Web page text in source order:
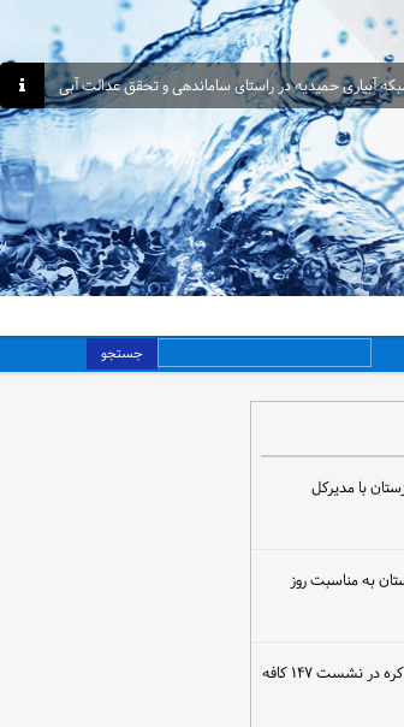
جستجو
با مدیرکل
به مناسبت روز
برگزاری کارگاه عملی اصول و فنون مذاکره در نشست ۱۴۷ کافه